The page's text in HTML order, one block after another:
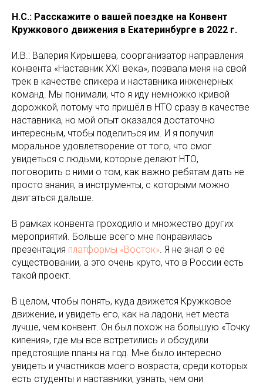
Н.С.: Расскажите о вашей поездке на Конвент
Кружкового движения в Екатеринбурге в 2022 г.
И.В.: Валерия Кирышева, соорганизатор направления
конвента «Наставник XXI века», позвала меня на свой
трек в качестве спикера и наставника инженерных
команд. Мы понимали, что я иду немножко кривой
дорожкой, потому что пришёл в НТО сразу в качестве
наставника, но мой опыт оказался достаточно
интересным, чтобы поделиться им. И я получил
моральное удовлетворение от того, что смог
увидеться с людьми, которые делают НТО,
поговорить с ними о том, как важно ребятам дать не
просто знания, а инструменты, с которыми можно
двигаться дальше.
В рамках конвента проходило и множество других
мероприятий. Больше всего мне понравилась
презентация платформы «Восток» . Я не знал о её
существовании, а это очень круто, что в России есть
такой проект.
В целом, чтобы понять, куда движется Кружковое
движение, и увидеть его, как на ладони, нет места
лучше, чем конвент. Он был похож на большую «Точку
кипения», где мы все встретились и обсудили
предстоящие планы на год. Мне было интересно
увидеть и участников моего возраста, среди которых
есть студенты и наставники, узнать, чем они